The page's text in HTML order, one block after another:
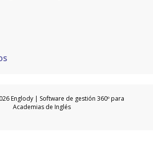
Englody | Software de gestión 360º para
Academias de Inglés